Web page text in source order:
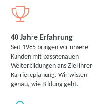
40 Jahre Erfahrung
Seit 1985 bringen wir unsere
Kunden mit passgenauen
Weiterbildungen ans Ziel ihrer
Karriereplanung. Wir wissen
genau, wie Bildung geht.